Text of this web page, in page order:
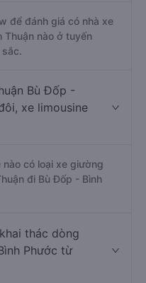
để đánh giá có nhà xe
Thuận nào ở tuyến
Bù Đốp -
xe limousine
nào có loại xe giường
đi Bù Đốp - Bình
thác dòng
Phước từ